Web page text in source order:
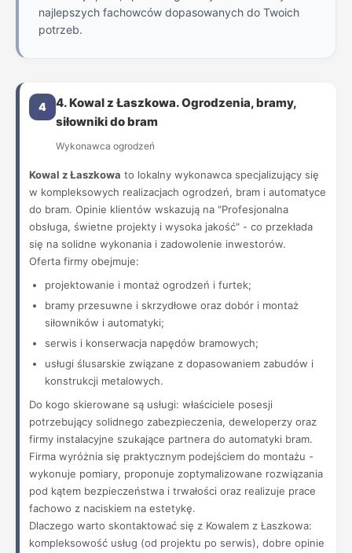
najlepszych fachowców dopasowanych do Twoich
potrzeb.
4
4. Kowal z Łaszkowa. Ogrodzenia, bramy,
siłowniki do bram
Wykonawca ogrodzeń
Kowal z Łaszkowa to lokalny wykonawca specjalizujący się
w kompleksowych realizacjach ogrodzeń, bram i automatyce
do bram. Opinie klientów wskazują na "Profesjonalna
obsługa, świetne projekty i wysoka jakość" - co przekłada
się na solidne wykonania i zadowolenie inwestorów.
Oferta firmy obejmuje:
projektowanie i montaż ogrodzeń i furtek;
bramy przesuwne i skrzydłowe oraz dobór i montaż
siłowników i automatyki;
serwis i konserwacja napędów bramowych;
usługi ślusarskie związane z dopasowaniem zabudów i
konstrukcji metalowych.
Do kogo skierowane są usługi: właściciele posesji
potrzebujący solidnego zabezpieczenia, deweloperzy oraz
firmy instalacyjne szukające partnera do automatyki bram.
Firma wyróżnia się praktycznym podejściem do montażu -
wykonuje pomiary, proponuje zoptymalizowane rozwiązania
pod kątem bezpieczeństwa i trwałości oraz realizuje prace
fachowo z naciskiem na estetykę.
Dlaczego warto skontaktować się z Kowalem z Łaszkowa:
kompleksowość usług (od projektu po serwis), dobre opinie